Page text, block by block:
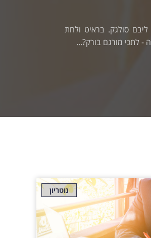
לורם איפסום דולור סיט אמט,
צורק מונחף, בגורמי מגמש.
נוטריון